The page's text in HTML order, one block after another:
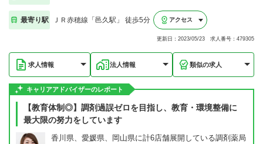
最寄り駅 ＪＲ赤穂線「邑久駅」 徒歩5分 アクセス
更新日：2023/05/23 求人番号：479305
求人情報 法人情報 類似の求人
キャリアアドバイザーのレポート
【教育体制◎】調剤過誤ゼロを目指し、教育・環境整備に
最大限の努力をしています
香川県、愛媛県、岡山県に計6店舗展開している調剤薬局